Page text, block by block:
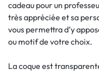
cadeau pour un
très appréciée et sa
vous permettra d’y
ou motif de votre choix.
La coque est